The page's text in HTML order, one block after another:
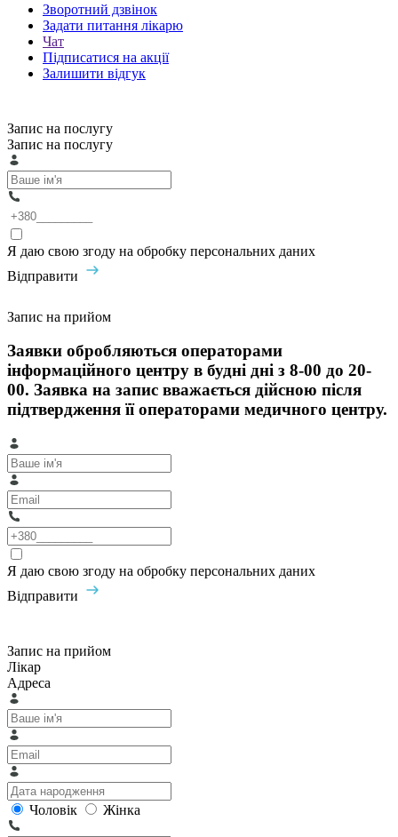
Зворотний дзвінок
Задати питання лікарю
Чат
Підписатися на акції
Залишити відгук
Запис на послугу
Запис на послугу
Я даю свою згоду на обробку персональних даних
Відправити
Запис на прийом
Заявки обробляються операторами
інформаційного центру в будні дні з 8-00 до 20-
00. Заявка на запис вважається дійсною після
підтвердження її операторами медичного центру.
Я даю свою згоду на обробку персональних даних
Відправити
Запис на прийом
Лікар
Адреса
Чоловік Жінка